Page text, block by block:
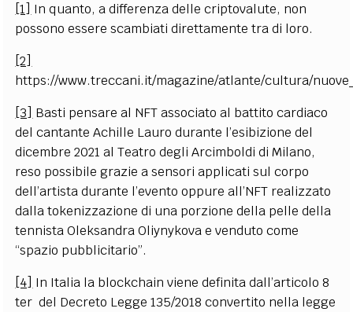
[1] In quanto, a differenza delle criptovalute, non
possono essere scambiati direttamente tra di loro.
[2]
https://www.treccani.it/magazine/atlante/cultura/
[3] Basti pensare al NFT associato al battito cardiaco
del cantante Achille Lauro durante l’esibizione del
dicembre 2021 al Teatro degli Arcimboldi di Milano,
reso possibile grazie a sensori applicati sul corpo
dell’artista durante l’evento oppure all’NFT realizzato
dalla tokenizzazione di una porzione della pelle della
tennista Oleksandra Oliynykova e venduto come
“spazio pubblicitario”.
[4] In Italia la blockchain viene definita dall’articolo 8
ter del Decreto Legge 135/2018 convertito nella legge